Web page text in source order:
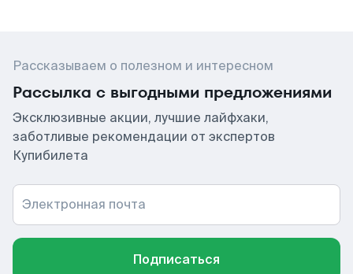
Рассказываем о полезном и интересном
Рассылка с выгодными предложениями
Эксклюзивные акции, лучшие лайфхаки,
заботливые рекомендации от экспертов
Купибилета
Электронная почта
Подписаться